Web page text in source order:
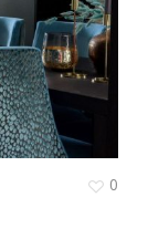
0